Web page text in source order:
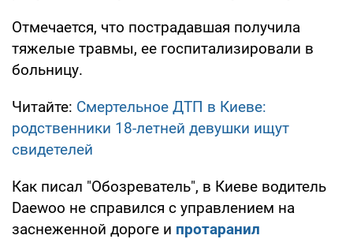
Отмечается, что пострадавшая получила
тяжелые травмы, ее госпитализировали в
больницу.
Читайте: Смертельное ДТП в Киеве:
родственники 18-летней девушки ищут
свидетелей
Как писал "Обозреватель", в Киеве водитель
Daewoo не справился с управлением на
заснеженной дороге и протаранил